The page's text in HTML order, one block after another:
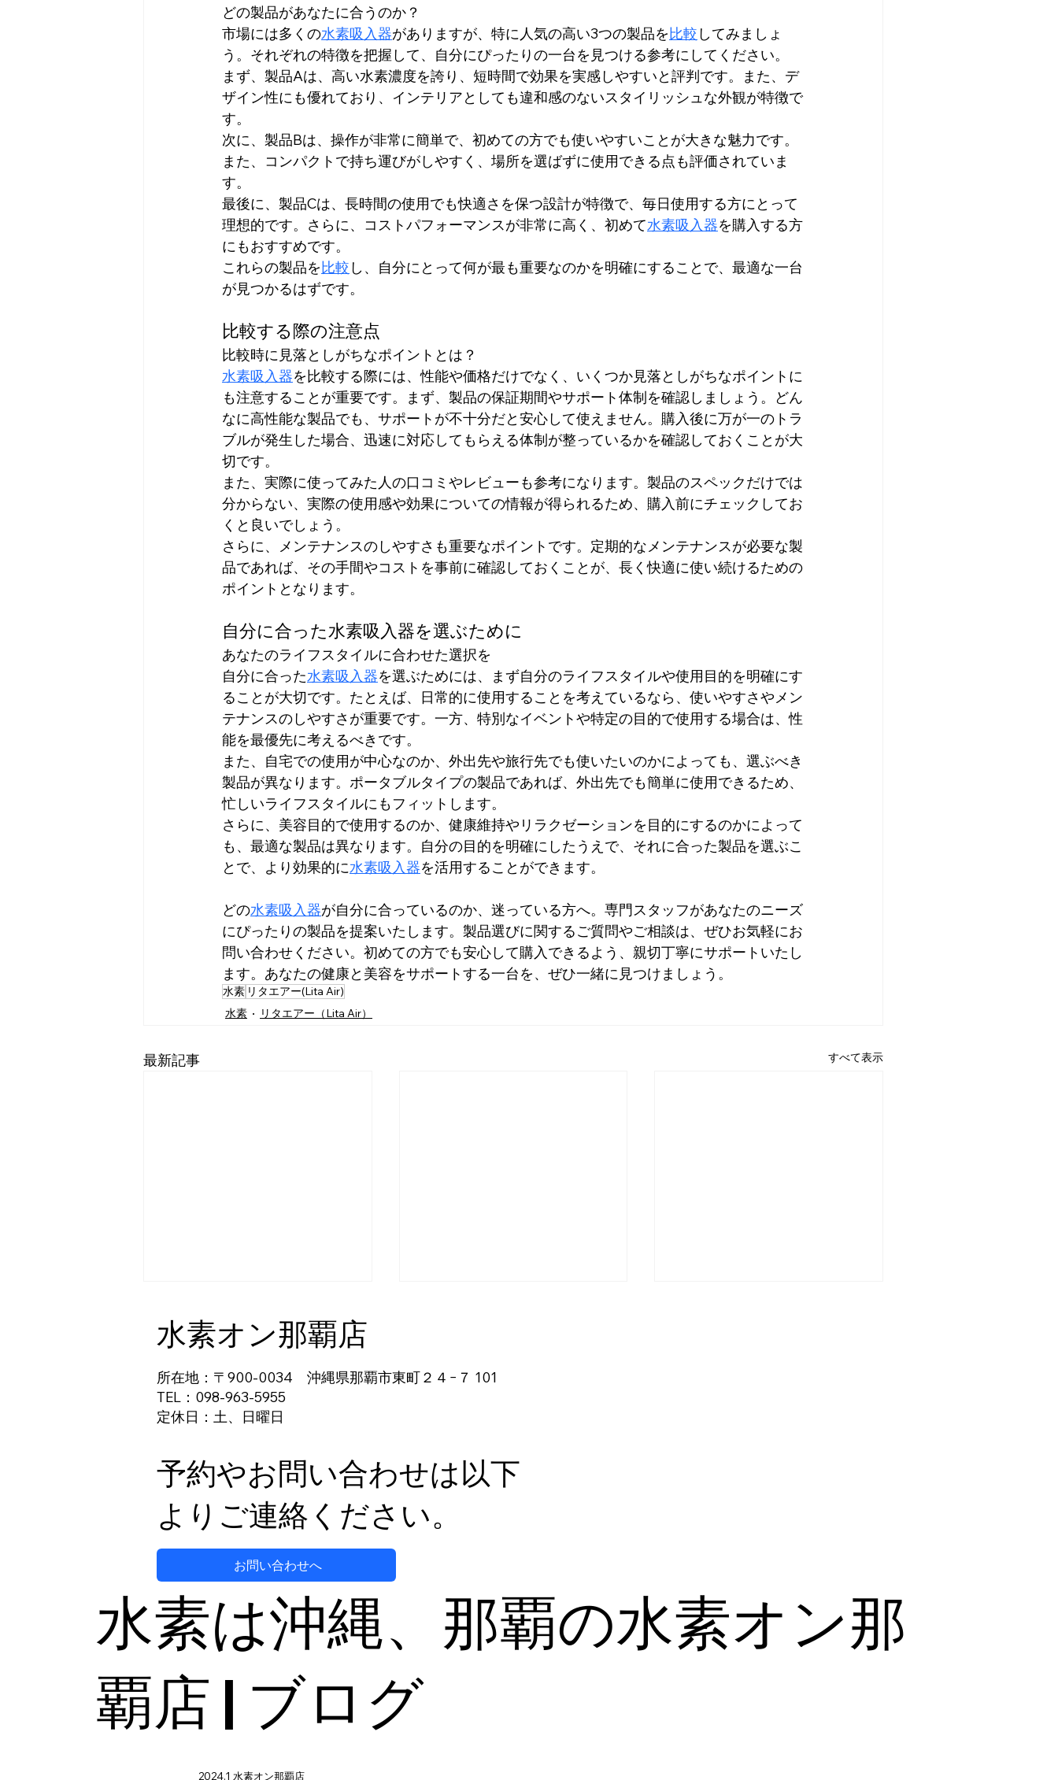
水素オン那覇店
所在地：〒900-0034 沖縄県那覇市東町２４−７ 101
TEL：098-963-5955
定休日：土、日曜日
予約やお問い合わせは以下
よりご連絡ください。
お問い合わせへ
水素は沖縄、那覇の水素オン那
覇店 | ブログ
どの製品があなたに合うのか？
市場には多くの水素吸入器がありますが、特に人気の高い3つの製品を比較 してみましょ
う。それぞれの特徴を把握して、自分にぴったりの一台を見つける参考にしてください。
まず、製品Aは、高い水素濃度を誇り、短時間で効果を実感しやすいと評判です。また、デ
ザイン性にも優れており、インテリアとしても違和感のないスタイリッシュな外観が特徴で
す。
次に、製品Bは、操作が非常に簡単で、初めての方でも使いやすいことが大きな魅力です。
また、コンパクトで持ち運びがしやすく、場所を選ばずに使用できる点も評価されていま
す。
最後に、製品Cは、長時間の使用でも快適さを保つ設計が特徴で、毎日使用する方にとって
理想的です。さらに、コストパフォーマンスが非常に高く、初めて水素吸入器を購入する方
にもおすすめです。
これらの製品を比較 し、自分にとって何が最も重要なのかを明確にすることで、最適な一台
が見つかるはずです。
比較する際の注意点
比較時に見落としがちなポイントとは？
水素吸入器を比較する際には、性能や価格だけでなく、いくつか見落としがちなポイントに
も注意することが重要です。まず、製品の保証期間やサポート体制を確認しましょう。どん
なに高性能な製品でも、サポートが不十分だと安心して使えません。購入後に万が一のトラ
ブルが発生した場合、迅速に対応してもらえる体制が整っているかを確認しておくことが大
切です。
また、実際に使ってみた人の口コミやレビューも参考になります。製品のスペックだけでは
分からない、実際の使用感や効果についての情報が得られるため、購入前にチェックしてお
くと良いでしょう。
さらに、メンテナンスのしやすさも重要なポイントです。定期的なメンテナンスが必要な製
品であれば、その手間やコストを事前に確認しておくことが、長く快適に使い続けるための
ポイントとなります。
自分に合った水素吸入器を選ぶために
あなたのライフスタイルに合わせた選択を
自分に合った水素吸入器を選ぶためには、まず自分のライフスタイルや使用目的を明確にす
ることが大切です。たとえば、日常的に使用することを考えているなら、使いやすさやメン
テナンスのしやすさが重要です。一方、特別なイベントや特定の目的で使用する場合は、性
能を最優先に考えるべきです。
また、自宅での使用が中心なのか、外出先や旅行先でも使いたいのかによっても、選ぶべき
製品が異なります。ポータブルタイプの製品であれば、外出先でも簡単に使用できるため、
忙しいライフスタイルにもフィットします。
さらに、美容目的で使用するのか、健康維持やリラクゼーションを目的にするのかによって
も、最適な製品は異なります。自分の目的を明確にしたうえで、それに合った製品を選ぶこ
とで、より効果的に水素吸入器を活用することができます。
どの水素吸入器が自分に合っているのか、迷っている方へ。専門スタッフがあなたのニーズ
にぴったりの製品を提案いたします。製品選びに関するご質問やご相談は、ぜひお気軽にお
問い合わせください。初めての方でも安心して購入できるよう、親切丁寧にサポートいたし
ます。あなたの健康と美容をサポートする一台を、ぜひ一緒に見つけましょう。
水素 リタエアー(Lita Air)
水素
リタエアー（Lita Air）
最新記事 すべて表示
法
を目指す
2024.1 水素オン那覇店